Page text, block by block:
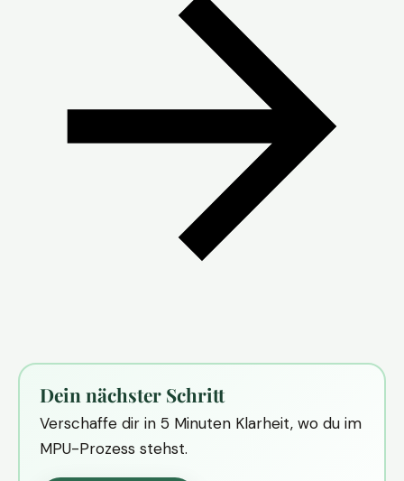
Dein nächster Schritt
Verschaffe dir in 5 Minuten Klarheit, wo du im
MPU-Prozess stehst.